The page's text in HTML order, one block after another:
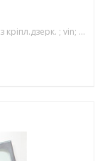
Примітка: зел.; кріп.датч.волог./світл./запотів. ; з кріпл.дзерк. ; vin; з молд.; камера; 1598*942; 01/15-